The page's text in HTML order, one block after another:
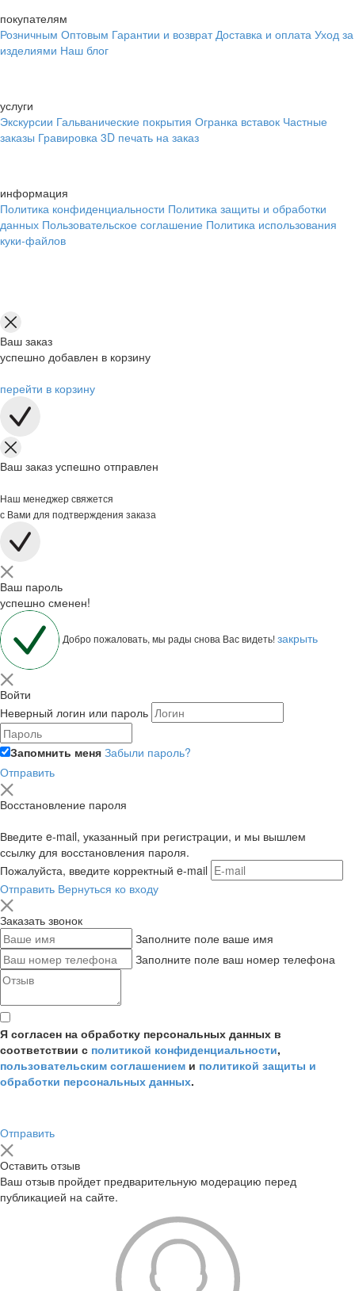
покупателям
Розничным Оптовым Гарантии и возврат Доставка и оплата Уход за
изделиями Наш блог
услуги
Экскурсии Гальванические покрытия Огранка вставок Частные
заказы Гравировка 3D печать на заказ
информация
Политика конфиденциальности Политика защиты и обработки
данных Пользовательское соглашение Политика использования
куки-файлов
Ваш заказ
успешно добавлен в корзину
перейти в корзину
Ваш заказ успешно отправлен
Наш менеджер свяжется
с Вами для подтверждения заказа
Ваш пароль
успешно сменен!
Добро пожаловать, мы рады снова Вас видеть!закрыть
Войти
Неверный логин или пароль
Запомнить меня Забыли пароль?
Отправить
Восстановление пароля
Введите e-mail, указанный при регистрации, и мы вышлем
ссылку для восстановления пароля.
Пожалуйста, введите корректный e-mail
Отправить Вернуться ко входу
Заказать звонок
Заполните поле ваше имя
Заполните поле ваш номер телефона
Я согласен на обработку персональных данных в
соответствии с политикой конфиденциальности,
пользовательским соглашением и политикой защиты и
обработки персональных данных.
Отправить
Оставить отзыв
Ваш отзыв пройдет предварительную модерацию перед
публикацией на сайте.